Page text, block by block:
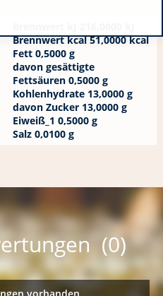
Brennwert kcal 51,0000 kcal
Fett 0,5000 g
davon gesättigte
Fettsäuren 0,5000 g
Kohlenhydrate 13,0000 g
davon Zucker 13,0000 g
Eiweiß_1 0,5000 g
Salz 0,0100 g
(0)